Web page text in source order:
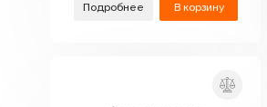
Подробнее В корзину